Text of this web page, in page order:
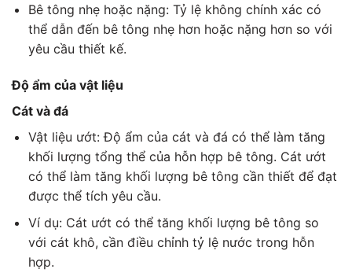
Bê tông nhẹ hoặc nặng: Tỷ lệ không chính xác có
thể dẫn đến bê tông nhẹ hơn hoặc nặng hơn so với
yêu cầu thiết kế.
Độ ẩm của vật liệu
Cát và đá
Vật liệu ướt: Độ ẩm của cát và đá có thể làm tăng
khối lượng tổng thể của hỗn hợp bê tông. Cát ướt
có thể làm tăng khối lượng bê tông cần thiết để đạt
được thể tích yêu cầu.
Ví dụ: Cát ướt có thể tăng khối lượng bê tông so
với cát khô, cần điều chỉnh tỷ lệ nước trong hỗn
hợp.